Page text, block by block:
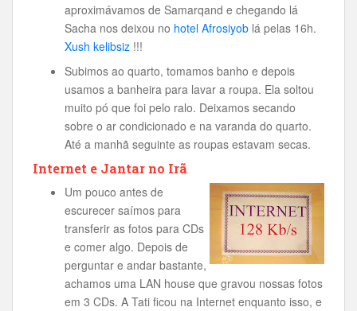
aproximávamos de Samarqand e chegando lá
Sacha nos deixou no hotel Afrosiyob lá pelas 16h.
Xush kelibsiz !!!
Subimos ao quarto, tomamos banho e depois
usamos a banheira para lavar a roupa. Ela soltou
muito pó que foi pelo ralo. Deixamos secando
sobre o ar condicionado e na varanda do quarto.
Até a manhã seguinte as roupas estavam secas.
Internet e Jantar no Irã
Um pouco antes de
escurecer saímos para
transferir as fotos para CDs
e comer algo. Depois de
perguntar e andar bastante,
achamos uma LAN house que gravou nossas fotos
em 3 CDs. A Tati ficou na Internet enquanto isso, e